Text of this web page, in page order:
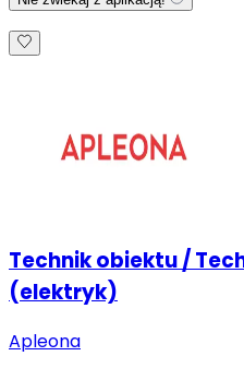
Technik obiektu /
(elektryk)
Apleona